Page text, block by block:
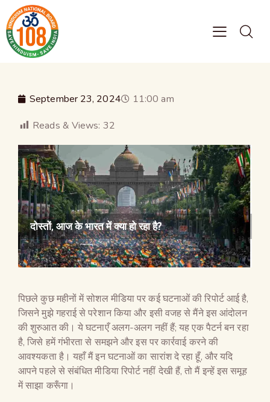
September 23, 2024
11:00 am
Reads & Views: 32
दोस्तों, आज के भारत में क्या हो रहा है?
पिछले कुछ महीनों में सोशल मीडिया पर कई घटनाओं की रिपोर्ट आई है,
जिसने मुझे गहराई से परेशान किया और इसी वजह से मैंने इस आंदोलन
की शुरुआत की। ये घटनाएँ अलग-अलग नहीं हैं; यह एक पैटर्न बन रहा
है, जिसे हमें गंभीरता से समझने और इस पर कार्रवाई करने की
आवश्यकता है। यहाँ मैं इन घटनाओं का सारांश दे रहा हूँ, और यदि
आपने पहले से संबंधित मीडिया रिपोर्ट नहीं देखी हैं, तो मैं इन्हें इस समूह
में साझा करूँगा।